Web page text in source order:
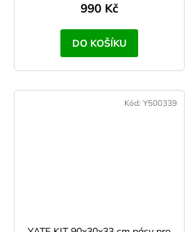
990 Kč
DO KOŠÍKU
Kód:Y500339